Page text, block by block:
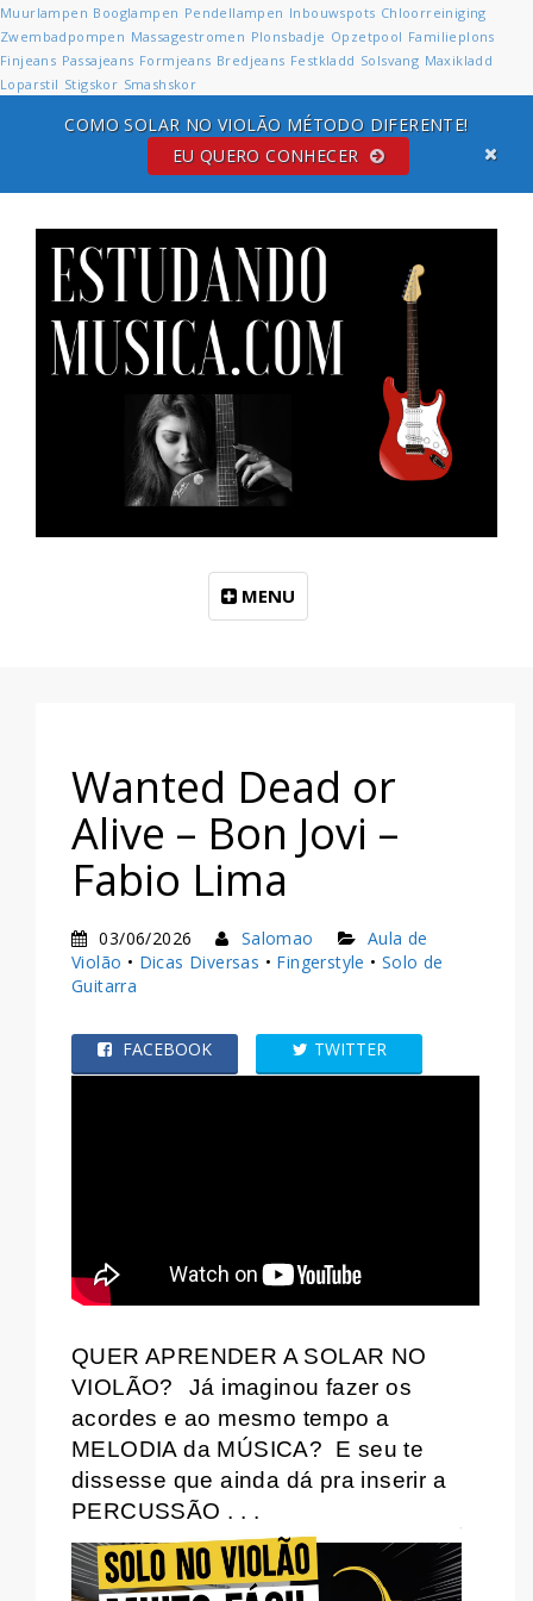
Muurlampen Booglampen Pendellampen Inbouwspots Chloorreiniging
Zwembadpompen Massagestromen Plonsbadje Opzetpool Familieplons
Finjeans Passajeans Formjeans Bredjeans Festkladd Solsvang Maxikladd
Loparstil Stigskor Smashskor
EU QUERO CONHECER
MENU
Wanted Dead or
Alive – Bon Jovi –
Fabio Lima
03/06/2026 Salomao
Aula de
Violão • Dicas Diversas • Fingerstyle • Solo de
Guitarra
FACEBOOK TWITTER
QUER APRENDER A SOLAR NO
VIOLÃO?
Já imaginou fazer os
acordes e ao mesmo tempo a
MELODIA da MÚSICA? E seu te
dissesse que ainda dá pra inserir a
PERCUSSÃO . . .